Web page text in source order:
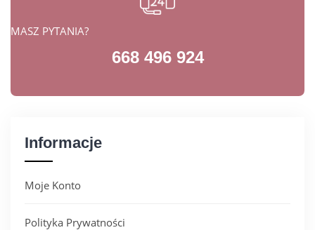
MASZ PYTANIA?
668 496 924
Informacje
Moje Konto
Polityka Prywatności